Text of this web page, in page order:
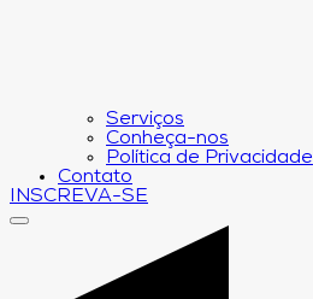
Serviços
Conheça-nos
Política de Privacidade
Contato
INSCREVA-SE